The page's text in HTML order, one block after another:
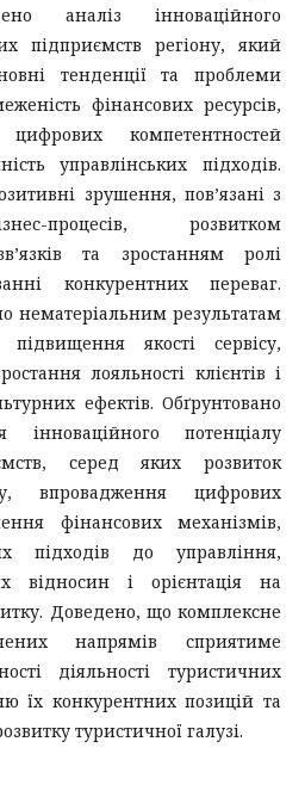
аналіз інноваційного
підприємств регіону, який
тенденції та проблеми
фінансових ресурсів,
компетентностей
управлінських підходів.
зрушення, пов’язані з
процесів, розвитком
та зростанням ролі
конкурентних переваг.
нематеріальним результатам
якості сервісу,
лояльності клієнтів і
ефектів. Обґрунтовано
потенціалу
серед яких розвиток
впровадження цифрових
фінансових механізмів,
підходів до управління,
відносин і орієнтація на
Доведено, що комплексне
напрямів сприятиме
діяльності туристичних
їх конкурентних позицій та
туристичної галузі.